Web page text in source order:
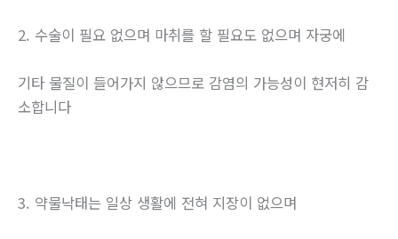
2. 수술이 필요 없으며 마취를 할 필요도 없으며 자궁에
기타 물질이 들어가지 않으므로 감염의 가능성이 현저히 감
소합니다
3. 약물낙태는 일상 생활에 전혀 지장이 없으며